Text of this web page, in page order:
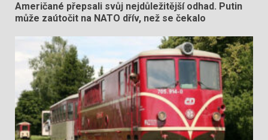
Američané přepsali svůj nejdůležitější odhad. Putin
může zaútočit na NATO dřív, než se čekalo